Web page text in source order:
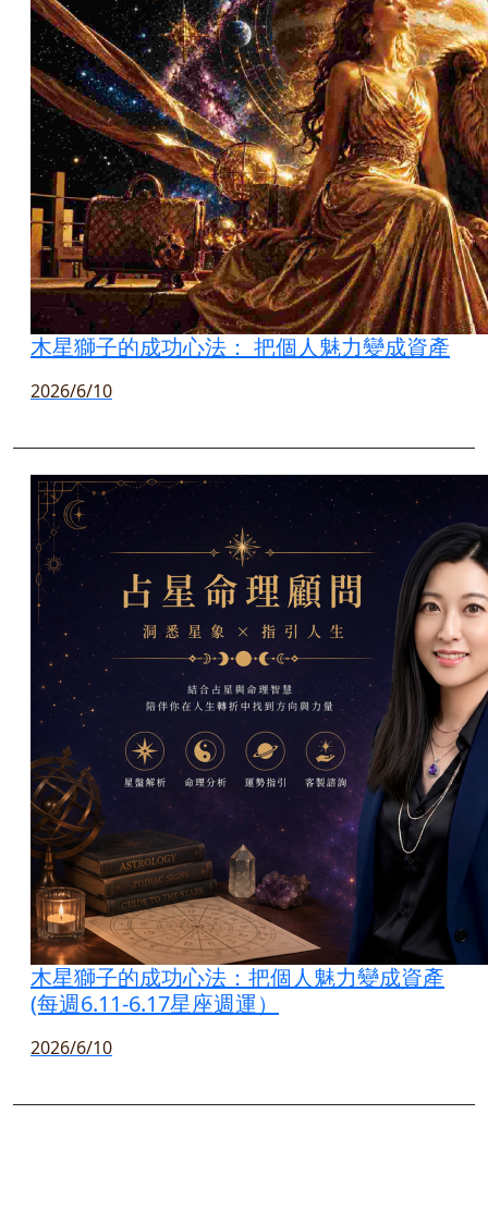
木星獅子的成功心法： 把個人魅力變成資產
2026/6/10
木星獅子的成功心法：把個人魅力變成資產
(每週6.11-6.17星座週運）
2026/6/10